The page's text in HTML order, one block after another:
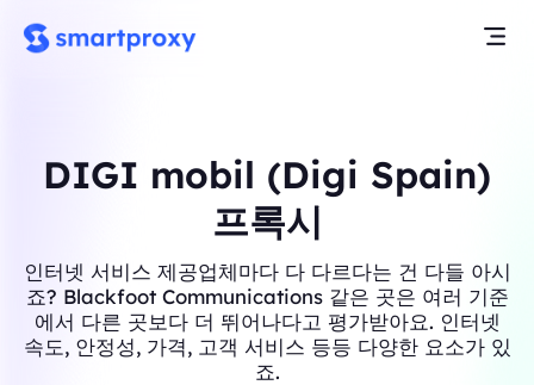
DIGI mobil (Digi Spain)
프록시
인터넷 서비스 제공업체마다 다 다르다는 건 다들 아시
죠? Blackfoot Communications 같은 곳은 여러 기준
에서 다른 곳보다 더 뛰어나다고 평가받아요. 인터넷
속도, 안정성, 가격, 고객 서비스 등등 다양한 요소가 있
죠.